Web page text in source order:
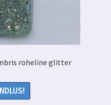
roheline glitter